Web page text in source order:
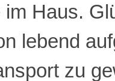
Haus.
lebend
zu